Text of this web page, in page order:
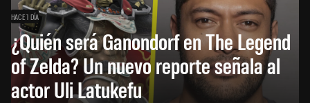
HACE 1 DÍA
¿Quién será Ganondorf en The Legend
of Zelda? Un nuevo reporte señala al
actor Uli Latukefu